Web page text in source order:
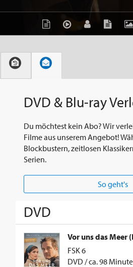
DVD & Blu-ray
Du möchtest kein Abo? Wir
Filme aus unserem Angebot!
Blockbustern, zeitlosen
Serien.
So geht's
DVD
Vor uns das Meer
FSK 6
DVD / ca. 98